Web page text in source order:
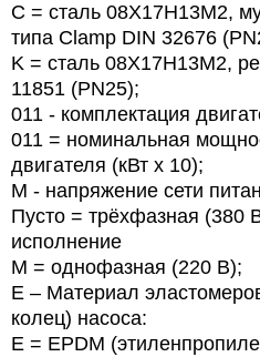
C = сталь 08Х17Н13М2,
типа Clamp DIN 32676
K = сталь 08Х17Н13М2,
11851 (PN25);
011 - комплектация
011 = номинальная
двигателя (кВт х 10);
M - напряжение сети
Пусто = трёхфазная (380
исполнение
М = однофазная (220 В);
E – Материал
колец) насоса:
E = EPDM